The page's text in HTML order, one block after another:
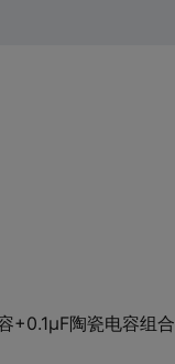
+0.1μF陶瓷电容组合